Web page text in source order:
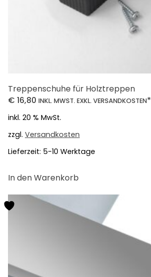
Treppenschuhe für Holztreppen
€ 16,80 INKL. MWST. EXKL. VERSANDKOSTEN*
inkl. 20 % MwSt.
zzgl. Versandkosten
Lieferzeit: 5-10 Werktage
In den Warenkorb